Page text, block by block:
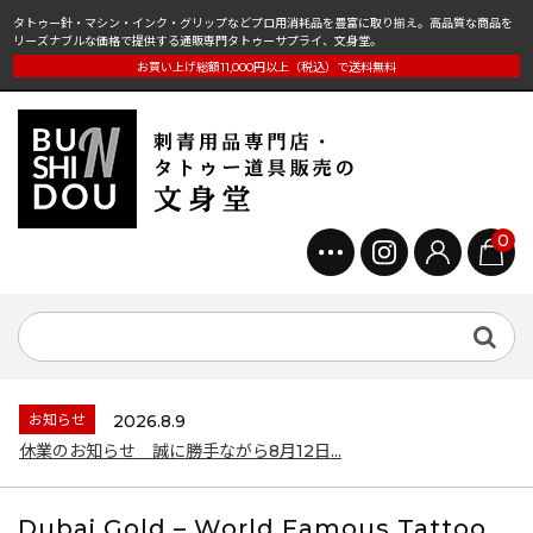
タトゥー針・マシン・インク・グリップなどプロ用消耗品を豊富に取り揃え。高品質な商品を
リーズナブルな価格で提供する通販専門タトゥーサプライ、文身堂。
お買い上げ総額11,000円以上（税込）で送料無料
0
お知らせ
2026.8.9
休業のお知らせ 誠に勝手ながら8月12日...